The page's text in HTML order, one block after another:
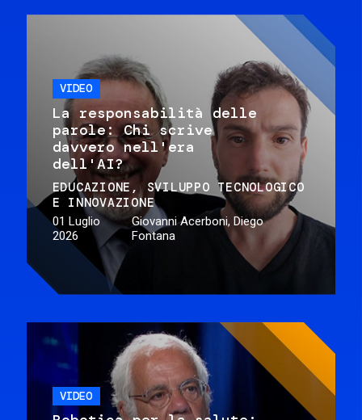
VIDEO
La responsabilità delle
parole: Chi scrive
davvero nell'era
dell'AI?
EDUCAZIONE
SVILUPPO TECNOLOGICO
E INNOVAZIONE
01 Luglio
2026
Giovanni Acerboni, Diego
Fontana
VIDEO